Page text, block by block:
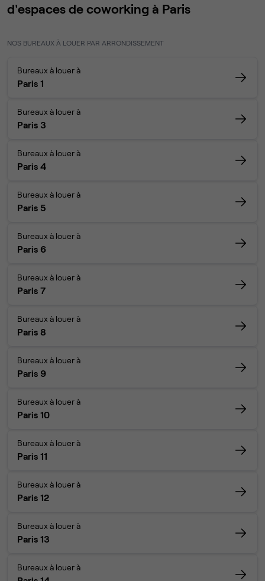
d'espaces de coworking à Paris
NOS BUREAUX À LOUER PAR ARRONDISSEMENT
Bureaux à louer à
Paris 1
Bureaux à louer à
Paris 3
Bureaux à louer à
Paris 4
Bureaux à louer à
Paris 5
Bureaux à louer à
Paris 6
Bureaux à louer à
Paris 7
Bureaux à louer à
Paris 8
Bureaux à louer à
Paris 9
Bureaux à louer à
Paris 10
Bureaux à louer à
Paris 11
Bureaux à louer à
Paris 12
Bureaux à louer à
Paris 13
Bureaux à louer à